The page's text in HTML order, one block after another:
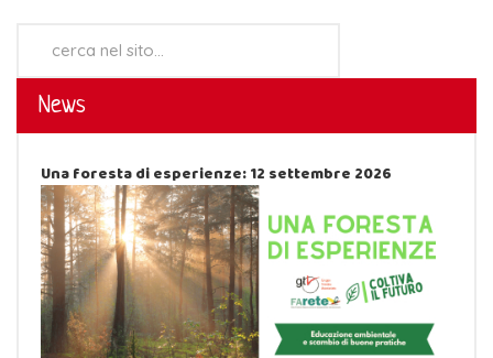
News
Una foresta di esperienze: 12 settembre 2026